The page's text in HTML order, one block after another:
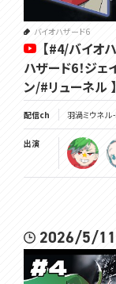
バイオハザード6
【#4/バイオ
ハザード6！ジェ
ン/#リューネル 】
配信ch 羽渦ミウネ
出演
2026/5/